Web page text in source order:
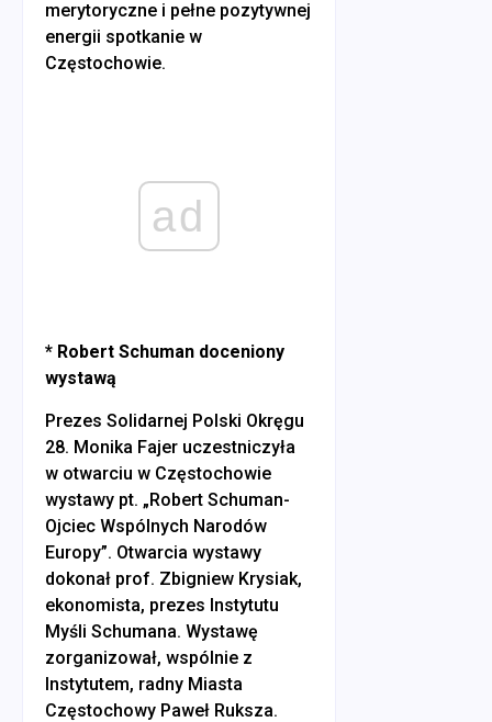
merytoryczne i pełne pozytywnej
energii spotkanie w
Częstochowie.
ad
* Robert Schuman doceniony
wystawą
Prezes Solidarnej Polski Okręgu
28. Monika Fajer uczestniczyła
w otwarciu w Częstochowie
wystawy pt. „Robert Schuman-
Ojciec Wspólnych Narodów
Europy”. Otwarcia wystawy
dokonał prof. Zbigniew Krysiak,
ekonomista, prezes Instytutu
Myśli Schumana. Wystawę
zorganizował, wspólnie z
Instytutem, radny Miasta
Częstochowy Paweł Ruksza.